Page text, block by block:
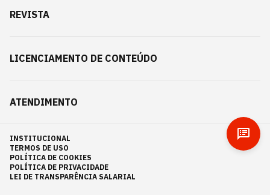
REVISTA
LICENCIAMENTO DE CONTEÚDO
ATENDIMENTO
INSTITUCIONAL
TERMOS DE USO
POLÍTICA DE COOKIES
POLÍTICA DE PRIVACIDADE
LEI DE TRANSPARÊNCIA SALARIAL